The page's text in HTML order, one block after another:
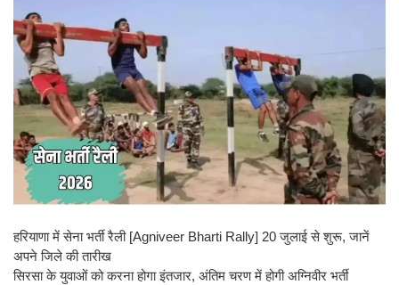
हरियाणा में सेना भर्ती रैली [Agniveer Bharti Rally] 20 जुलाई से शुरू, जानें
अपने जिले की तारीख
सिरसा के युवाओं को करना होगा इंतजार, अंतिम चरण में होगी अग्निवीर भर्ती